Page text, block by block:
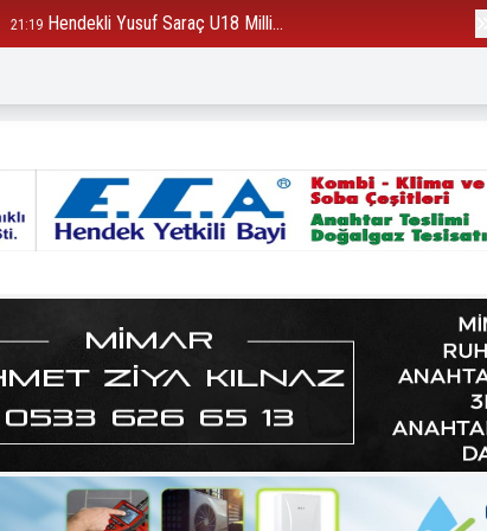
21:19 Hendekli Yusuf Saraç U18 Milli...